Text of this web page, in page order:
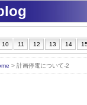
10 11 12 13 14
> 計画停電について-2